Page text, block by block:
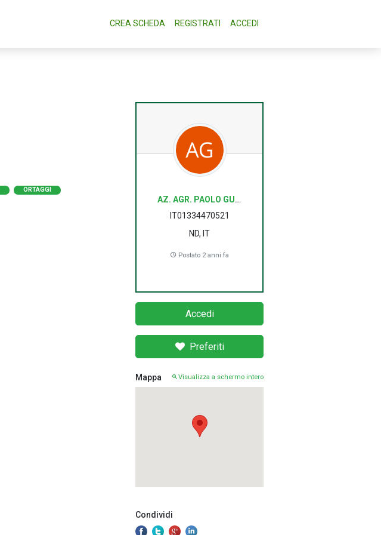
CREA SCHEDA REGISTRATI ACCEDI
ORTAGGI
AZ. AGR. PAOLO GULLINO
IT01334470521
ND, IT
Postato 2 anni fa
Accedi
Preferiti
Mappa Visualizza a schermo intero
Condividi